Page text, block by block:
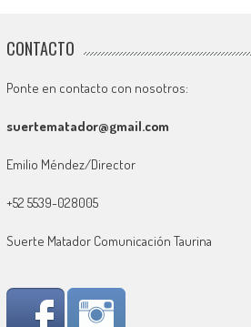
CONTACTO
Ponte en contacto con nosotros:
suertematador@gmail.com
Emilio Méndez/Director
+52 5539-028005
Suerte Matador Comunicación Taurina